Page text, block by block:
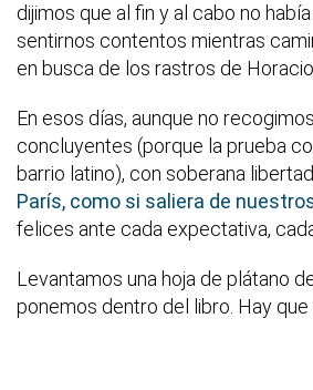
dijimos que al fin y al cabo no
sentirnos contentos mientras
en busca de los rastros de
En esos días, aunque no
concluyentes (porque la prueba
barrio latino), con soberana libertad
París, como si saliera de
felices ante cada expectativa,
Levantamos una hoja de plátano
ponemos dentro del libro. Hay que